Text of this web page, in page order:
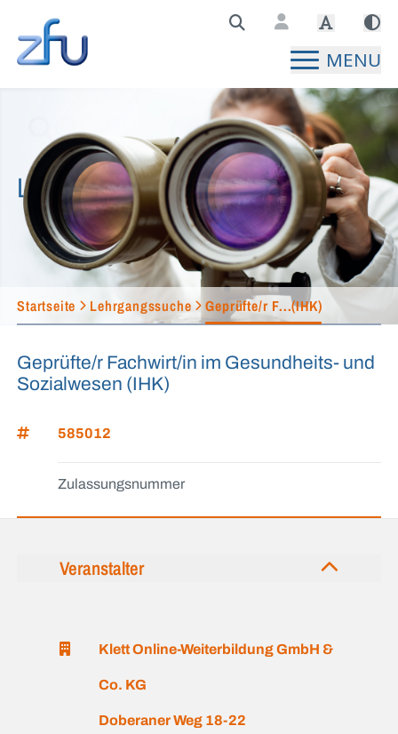
Zentralstelle für Fernunterricht Hauptseite
MENU
Lehrgangssuche
Startseite Lehrgangssuche Geprüfte/r F...(IHK)
Geprüfte/r Fachwirt/in im Gesundheits- und
Sozialwesen (IHK)
585012
Zulassungsnummer
Veranstalter
Klett Online-Weiterbildung GmbH &
Co. KG
Doberaner Weg 18-22